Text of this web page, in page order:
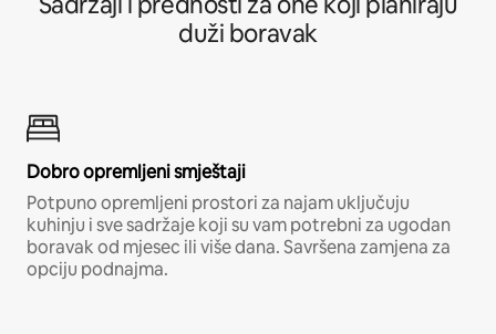
duži boravak
Dobro opremljeni smještaji
Potpuno opremljeni prostori za najam uključuju
kuhinju i sve sadržaje koji su vam potrebni za ugodan
boravak od mjesec ili više dana. Savršena zamjena za
opciju podnajma.